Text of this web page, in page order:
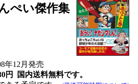
ぺい傑作集
年12月発売
円
国内送料無料です。